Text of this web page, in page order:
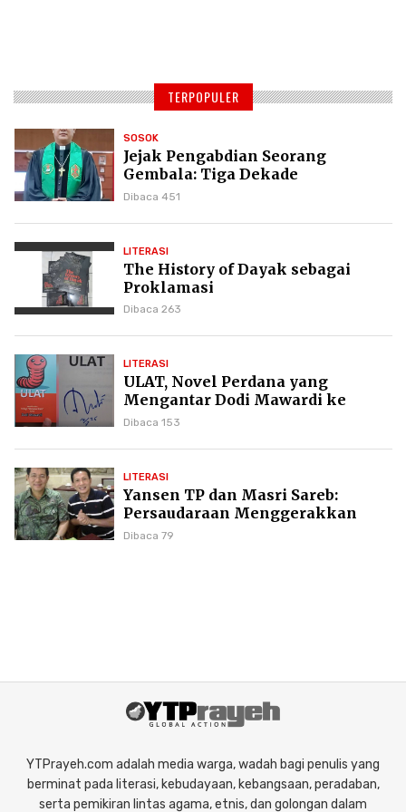
TERPOPULER
SOSOK
Jejak Pengabdian Seorang
Gembala: Tiga Dekade
Kepemimpinan Pdt. Dr. Yulius
Dibaca 451
LITERASI
The History of Dayak sebagai
Proklamasi
Dibaca 263
LITERASI
ULAT, Novel Perdana yang
Mengantar Dodi Mawardi ke
Puncak Karier Kepenulisan
Dibaca 153
LITERASI
Yansen TP dan Masri Sareb:
Persaudaraan Menggerakkan
Literasi Borneo
Dibaca 79
YTPrayeh.com adalah media warga, wadah bagi penulis yang
berminat pada literasi, kebudayaan, kebangsaan, peradaban,
serta pemikiran lintas agama, etnis, dan golongan dalam